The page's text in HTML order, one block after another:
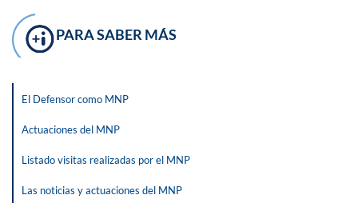
PARA SABER MÁS
El Defensor como MNP
Actuaciones del MNP
Listado visitas realizadas por el MNP
Las noticias y actuaciones del MNP